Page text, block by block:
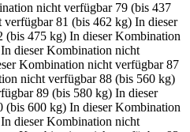
nicht verfügbar 79 (bis 437
verfügbar 81 (bis 462 kg) In dieser
(bis 475 kg) In dieser Kombination
In dieser Kombination nicht
Kombination nicht verfügbar 87
nicht verfügbar 88 (bis 560 kg)
89 (bis 580 kg) In dieser
(bis 600 kg) In dieser Kombination
In dieser Kombination nicht